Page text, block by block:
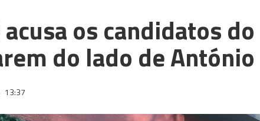
acusa os candidatos
do lado de António
13:37